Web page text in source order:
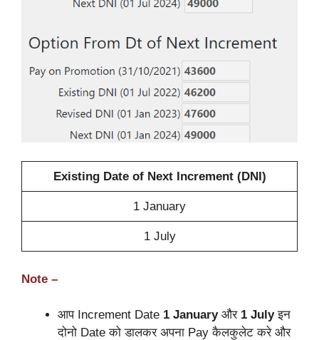
Existing Date of Next Increment (DNI)
1 January
1 July
Note –
आप Increment Date 1 Januaryऔर 1 Julyइन
दोनो Date को डालकर अपना Pay कैलकुलेट करे और